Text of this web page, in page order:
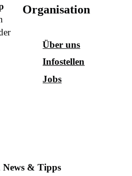
Organisation
Über uns
Infostellen
Jobs
News & Tipps